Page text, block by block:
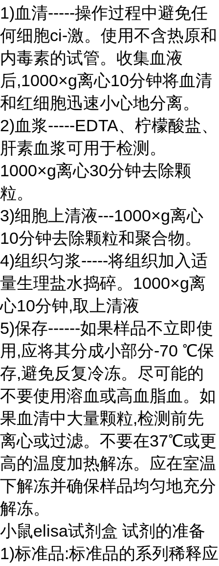
1)血清-----操作过程中避免任
何细胞ci-激。使用不含热原和
内毒素的试管。收集血液
后,1000×g离心10分钟将血清
和红细胞迅速小心地分离。
2)血浆-----EDTA、柠檬酸盐、
肝素血浆可用于检测。
1000×g离心30分钟去除颗
粒。
3)细胞上清液---1000×g离心
10分钟去除颗粒和聚合物。
4)组织匀浆-----将组织加入适
量生理盐水捣碎。1000×g离
心10分钟,取上清液
5)保存------如果样品不立即使
用,应将其分成小部分-70 ℃保
存,避免反复冷冻。尽可能的
不要使用溶血或高血脂血。如
果血清中大量颗粒,检测前先
离心或过滤。不要在37℃或更
高的温度加热解冻。应在室温
下解冻并确保样品均匀地充分
解冻。
小鼠elisa试剂盒 试剂的准备
1)标准品:标准品的系列稀释应